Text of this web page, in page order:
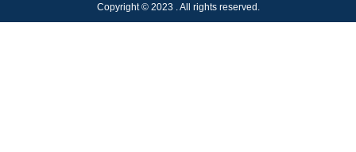
Copyright © 2023 . All rights reserved.